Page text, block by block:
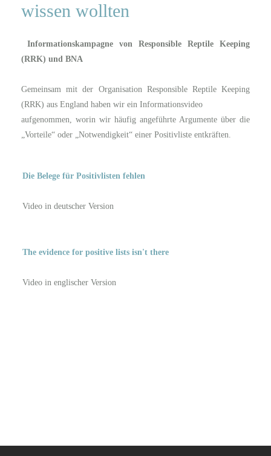
wissen wollten
Informationskampagne von Responsible Reptile Keeping
(RRK) und BNA
Gemeinsam mit der Organisation Responsible Reptile Keeping
(RRK) aus England haben wir ein Informationsvideo
aufgenommen, worin wir häufig angeführte Argumente über die
„Vorteile“ oder „Notwendigkeit“ einer Positivliste entkräften.
Die Belege für Positivlisten fehlen
Video in deutscher Version
The evidence for positive lists isn't there
Video in englischer Version